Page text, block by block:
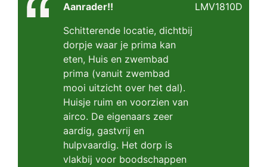
Aanrader!!
Schitterende locatie, dichtbij
dorpje waar je prima kan
eten, Huis en zwembad
prima (vanuit zwembad
mooi uitzicht over het dal).
Huisje ruim en voorzien van
airco. De eigenaars zeer
aardig, gastvrij en
hulpvaardig. Het dorp is
vlakbij voor boodschappen
LMV1810D